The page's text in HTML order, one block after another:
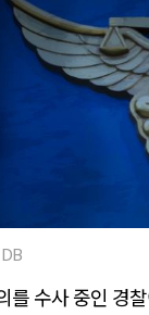
를 수사 중인 경